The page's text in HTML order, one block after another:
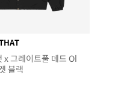
x 그레이트풀 데드 Ol
블랙